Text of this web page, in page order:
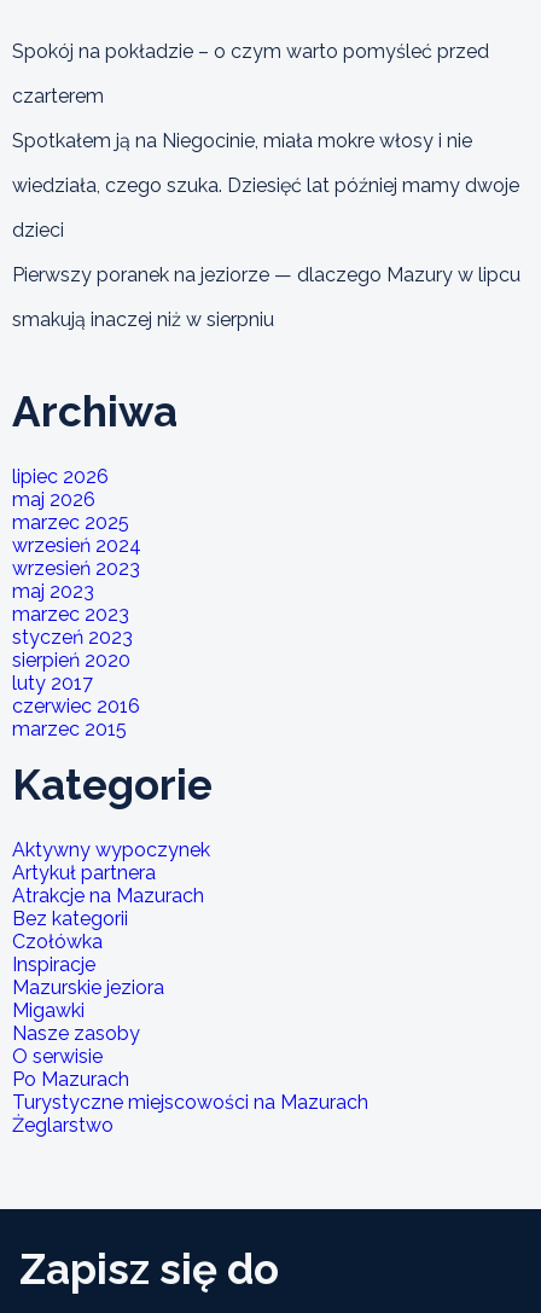
Spokój na pokładzie – o czym warto pomyśleć przed
czarterem
Spotkałem ją na Niegocinie, miała mokre włosy i nie
wiedziała, czego szuka. Dziesięć lat później mamy dwoje
dzieci
Pierwszy poranek na jeziorze — dlaczego Mazury w lipcu
smakują inaczej niż w sierpniu
Archiwa
lipiec 2026
maj 2026
marzec 2025
wrzesień 2024
wrzesień 2023
maj 2023
marzec 2023
styczeń 2023
sierpień 2020
luty 2017
czerwiec 2016
marzec 2015
Kategorie
Aktywny wypoczynek
Artykuł partnera
Atrakcje na Mazurach
Bez kategorii
Czołówka
Inspiracje
Mazurskie jeziora
Migawki
Nasze zasoby
O serwisie
Po Mazurach
Turystyczne miejscowości na Mazurach
Żeglarstwo
Zapisz się do